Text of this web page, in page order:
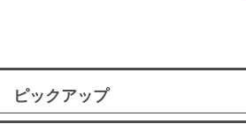
ピックアップ